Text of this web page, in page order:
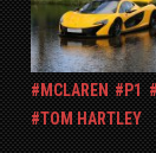
MCLAREN P1
TOM HARTLEY